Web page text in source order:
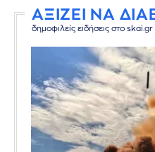
ΑΞΙΖΕΙ ΝΑ
δημοφιλείς ειδήσεις στο skai.gr